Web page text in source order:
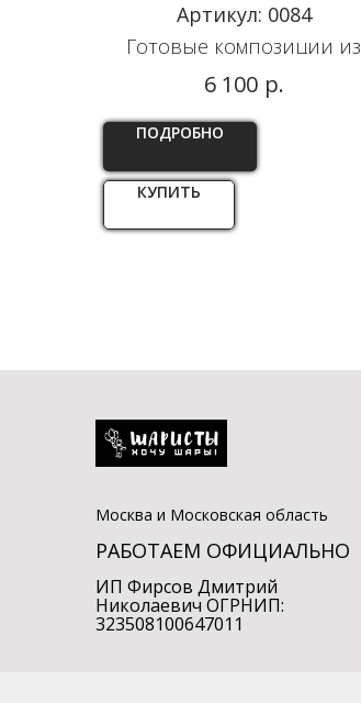
Артикул: 0084
Готовые композиции из
шаров
6 100 р.
ПОДРОБНО
КУПИТЬ
Москва и Московская область
РАБОТАЕМ ОФИЦИАЛЬНО
ИП Фирсов Дмитрий
Николаевич ОГРНИП:
323508100647011